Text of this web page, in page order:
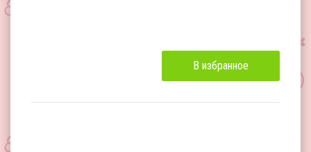
В избранное